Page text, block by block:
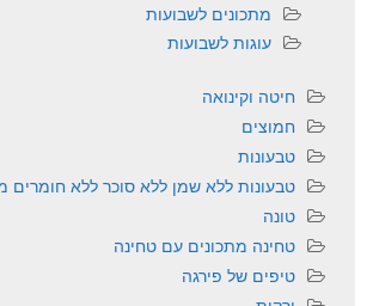
מתכונים לשבועות
עוגות לשבועות
חיטה וקינואה
חמוצים
טבעונות
טבעונות ללא שמן ללא סוכר ללא חומרים
טונה
טחינה מתכונים עם טחינה
טיפים של פירגה